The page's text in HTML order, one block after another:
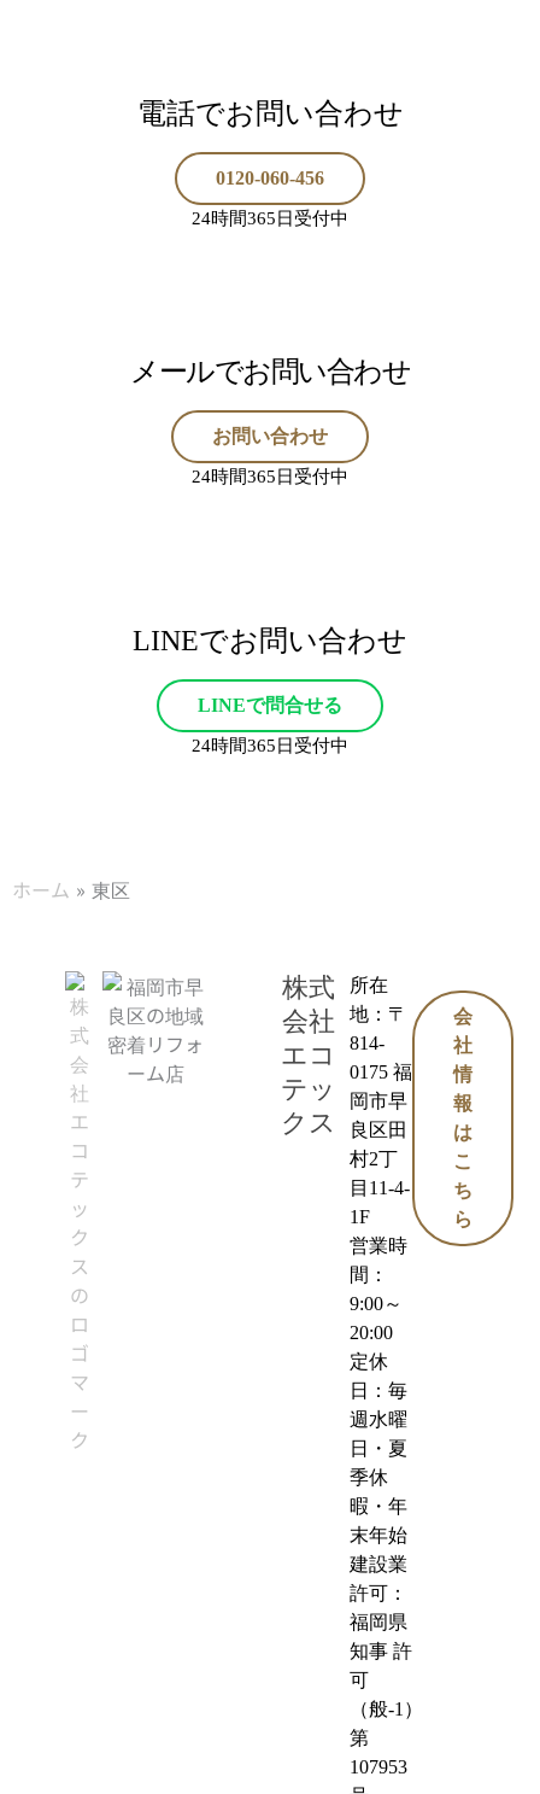
電話でお問い合わせ
0120-060-456
24時間365日受付中
メールでお問い合わせ
お問い合わせ
24時間365日受付中
LINEでお問い合わせ
LINEで問合せる
24時間365日受付中
ホーム 東区
株式
会社
エコ
テッ
クス
所在
地：〒
814-
0175 福
岡市早
良区田
村2丁
目11-4-
1F
営業時
間：
9:00～
20:00
定休
日：毎
週水曜
日・夏
季休
暇・年
末年始
建設業
許可：
福岡県
知事 許
可
（般-1）
第
107953
会
社
情
報
は
こ
ち
ら